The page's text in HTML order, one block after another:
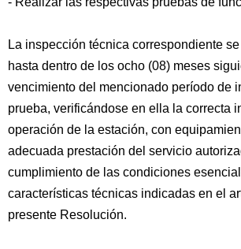
La inspección técnica correspondiente
hasta dentro de los ocho (08) meses
vencimiento del mencionado período de
prueba, verificándose en ella la correcta
operación de la estación, con
adecuada prestación del servicio
cumplimiento de las condiciones
características técnicas indicadas en el
presente Resolución.